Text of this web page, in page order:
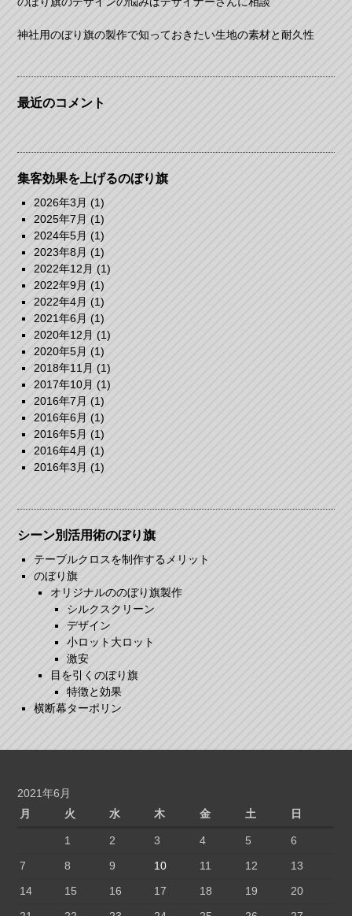
神社用のぼり旗の製作で知っておきたい生地の素材と耐久性
最近のコメント
集客効果を上げるのぼり旗
2026年3月 (1)
2025年7月 (1)
2024年5月 (1)
2023年8月 (1)
2022年12月 (1)
2022年9月 (1)
2022年4月 (1)
2021年6月 (1)
2020年12月 (1)
2020年5月 (1)
2018年11月 (1)
2017年10月 (1)
2016年7月 (1)
2016年6月 (1)
2016年5月 (1)
2016年4月 (1)
2016年3月 (1)
シーン別活用術のぼり旗
テーブルクロスを制作するメリット
のぼり旗
オリジナルののぼり旗製作
シルクスクリーン
デザイン
小ロット大ロット
激安
目を引くのぼり旗
特徴と効果
横断幕ターポリン
2021年6月
月
火 水 木 金 土 日
1 2 3 4 5
6
7
8 9 10 11 12
13
14
15 16 17 18 19
20